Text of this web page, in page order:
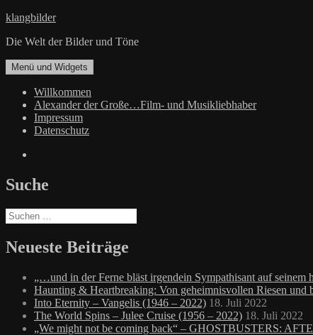
Zum
springen
klangbilder
Die Welt der Bilder und Töne
Menü und Widgets
Willkommen
Alexander der Große…Film- und Musikliebhaber
Impressum
Datenschutz
Suche
Suchen
nach:
Neueste Beiträge
„…und in der Ferne bläst irgendein Sympathisant auf
Haunting & Heartbreaking: Von geheimnisvollen Riesen
Into Eternity – Vangelis (1946 – 2022) 18. Juli 2022
The World Spins – Julee Cruise (1956 – 2022) 18. Juli 2022
„We might not be coming back“ – GHOSTBUSTERS: